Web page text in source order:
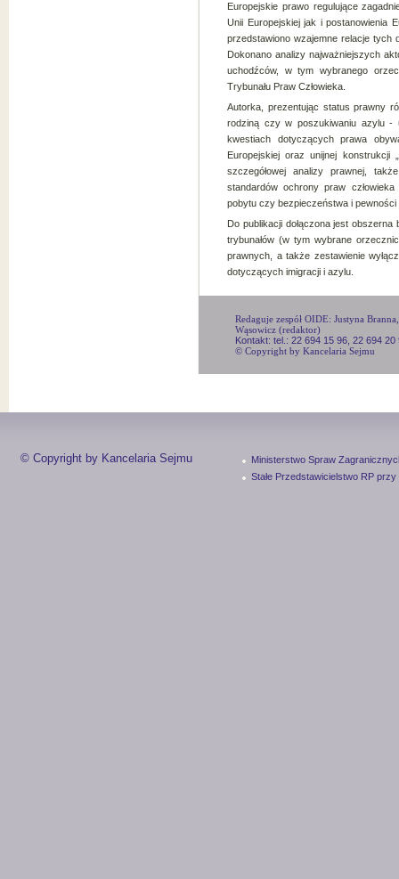
Europejskie prawo regulujące
Unii Europejskiej jak i postanowienia
przedstawiono wzajemne relacje tych
Dokonano analizy najważniejszych
uchodźców, w tym wybranego
Trybunału Praw Człowieka.
Autorka, prezentując status prawny
rodziną czy w poszukiwaniu azylu -
kwestiach dotyczących prawa
Europejskiej oraz unijnej konstrukcji
szczegółowej analizy prawnej,
standardów ochrony praw
pobytu czy bezpieczeństwa i pewności
Do publikacji dołączona jest
trybunałów (w tym wybrane
prawnych, a także zestawienie
dotyczących imigracji i azylu.
Redaguje zespół OIDE: Justyna
Wąsowicz (redaktor)
Kontakt: tel.: 22 694 15 96, 22 694
© Copyright by Kancelaria Sejmu
© Copyright by Kancelaria Sejmu
Ministerstwo Spraw
Stałe Przedstawicielstwo RP przy